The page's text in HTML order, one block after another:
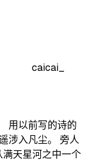
caicai_
用以前写的诗的
涉入凡尘。 旁人
天星河之中一个